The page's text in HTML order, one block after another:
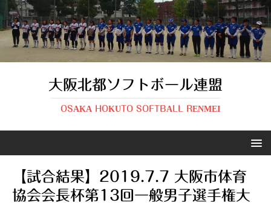
大阪北都ソフトボール連盟
OSAKA HOKUTO SOFTBALL RENMEI
【試合結果】2019.7.7 大阪市体育
協会会長杯第13回一般男子選手権大